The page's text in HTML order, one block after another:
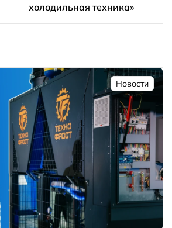
холодильная техника»
Новости